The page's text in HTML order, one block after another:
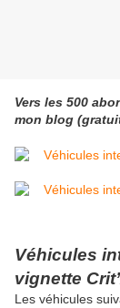
Vers les 500
mon blog
Véhicules
vignette
Les véhicules